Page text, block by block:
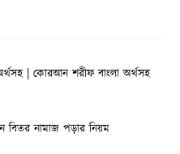
| কোরআন শরীফ বাংলা অর্থসহ
বিতর নামাজ পড়ার নিয়ম